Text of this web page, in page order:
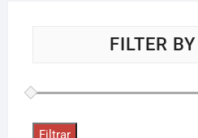
FILTER
Filtrar